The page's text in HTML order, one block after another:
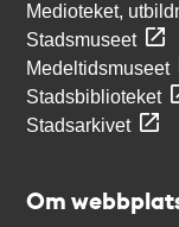
Medioteket,
Stadsmuseet
Medeltidsmuseet
Stadsbiblioteket
Stadsarkivet
Om